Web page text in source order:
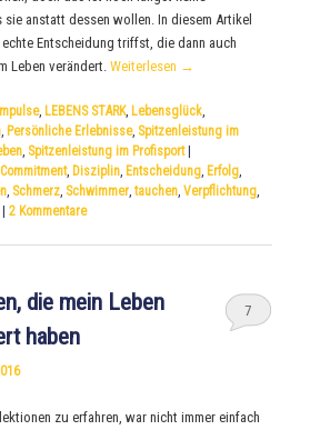
anstatt dessen wollen. In diesem Artikel
Entscheidung triffst, die dann auch
Leben verändert.Weiterlesen →
, LEBENS STARK, Lebensglück,
, Persönliche Erlebnisse, Spitzenleistung im
, Spitzenleistung im Profisport |
Commitment, Disziplin, Entscheidung, Erfolg,
, Schmerz, Schwimmer,tauchen,Verpflichtung,
|2 Kommentare
die mein Leben
haben
7
zu erfahren, war nicht immer einfach